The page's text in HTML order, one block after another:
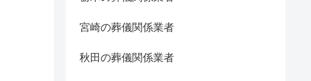
宮崎の葬儀関係業者
秋田の葬儀関係業者